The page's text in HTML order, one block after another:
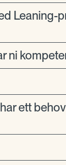
Leaning-
ni
ett